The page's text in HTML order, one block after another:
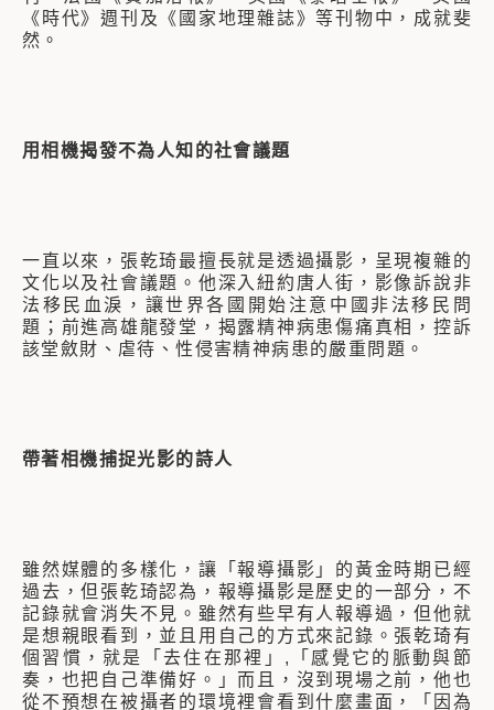
《時代》週刊及《國家地理雜誌》等刊物中，成就斐
然。
用相機揭發不為人知的社會議題
一直以來，張乾琦最擅長就是透過攝影，呈現複雜的
文化以及社會議題。他深入紐約唐人街，影像訴說非
法移民血淚，讓世界各國開始注意中國非法移民問
題；前進高雄龍發堂，揭露精神病患傷痛真相，控訴
該堂斂財、虐待、性侵害精神病患的嚴重問題。
帶著相機捕捉光影的詩人
雖然媒體的多樣化，讓「報導攝影」的黃金時期已經
過去，但張乾琦認為，報導攝影是歷史的一部分，不
記錄就會消失不見。雖然有些早有人報導過，但他就
是想親眼看到，並且用自己的方式來記錄。張乾琦有
個習慣，就是「去住在那裡」,「感覺它的脈動與節
奏，也把自己準備好。」而且，沒到現場之前，他也
從不預想在被攝者的環境裡會看到什麼畫面，「因為